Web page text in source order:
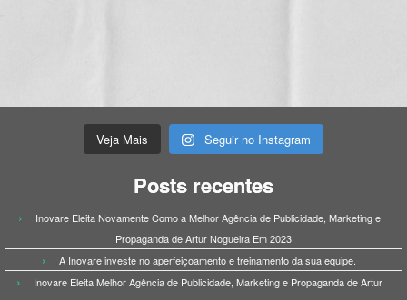
Veja Mais Seguir no Instagram
Posts recentes
Inovare Eleita Novamente Como a Melhor Agência de Publicidade, Marketing e
Propaganda de Artur Nogueira Em 2023
A Inovare investe no aperfeiçoamento e treinamento da sua equipe.
Inovare Eleita Melhor Agência de Publicidade, Marketing e Propaganda de Artur